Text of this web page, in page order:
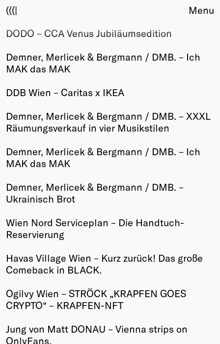
(((|
About
Award
Sponsors
TBD
Events
Upcoming
Membership
Members
Young Creatives
Winners
Past
Annual
Menu
DODO – CCA Venus Jubiläumsedition
Demner, Merlicek & Bergmann / DMB. – Ich
MAK das MAK
DDB Wien – Caritas x IKEA
Demner, Merlicek & Bergmann / DMB. – XXXL
Räumungsverkauf in vier Musikstilen
Demner, Merlicek & Bergmann / DMB. – Ich
MAK das MAK
Demner, Merlicek & Bergmann / DMB. –
Ukrainisch Brot
Wien Nord Serviceplan – Die Handtuch-
Reservierung
Havas Village Wien – Kurz zurück! Das große
Comeback in BLACK.
Ogilvy Wien – STRÖCK „KRAPFEN GOES
CRYPTO“ – KRAPFEN-NFT
Jung von Matt DONAU – Vienna strips on
OnlyFans.